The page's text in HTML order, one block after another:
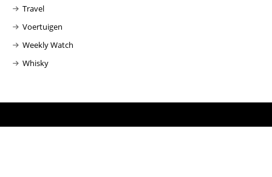
Travel
Voertuigen
Weekly Watch
Whisky